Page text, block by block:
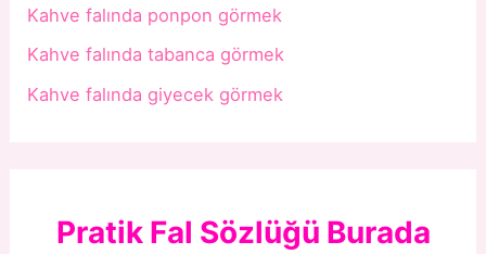
Kahve falında ponpon görmek
Kahve falında tabanca görmek
Kahve falında giyecek görmek
Pratik Fal Sözlüğü Burada